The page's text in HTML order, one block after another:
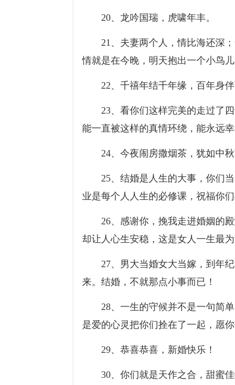
20、龙吟国瑞，虎啸年丰。
21、夫妻两个人，情比海还深
情就是在今晚，明天抱出一个小鸟
22、千禧年结千年缘，百年身
23、看你们这样完美的走过了
能一直被这样的真情环绕，能永远幸
24、今夜闹房撒烟茶，犹如中
25、结婚是人生的大事，你们
业是每个人人生的必修课，祝福你
26、感谢你，挽我走进婚姻的
却让人心生安稳，这是女人一生最为
27、男大当婚女大当嫁，到年
来。结婚，不就那点小事而已！
28、一生的守候并不是一句简
是爱的心灵把你们拴在了一起，愿
29、恭喜恭喜，新婚快乐！
30、你们就是天作之合，甜蜜